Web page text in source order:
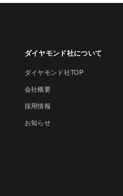
ダイヤモンド社について
ダイヤモンド社TOP
会社概要
採用情報
お知らせ